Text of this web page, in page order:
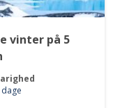
vinter på 5